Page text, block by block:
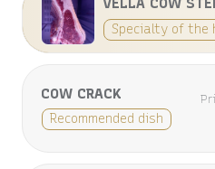
Specialty of the
COW CRACK
Recommended dish